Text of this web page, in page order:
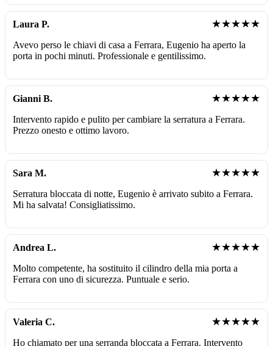
Laura P. ★★★★★
Avevo perso le chiavi di casa a Ferrara, Eugenio ha aperto la
porta in pochi minuti. Professionale e gentilissimo.
Gianni B. ★★★★★
Intervento rapido e pulito per cambiare la serratura a Ferrara.
Prezzo onesto e ottimo lavoro.
Sara M. ★★★★★
Serratura bloccata di notte, Eugenio è arrivato subito a Ferrara.
Mi ha salvata! Consigliatissimo.
Andrea L. ★★★★★
Molto competente, ha sostituito il cilindro della mia porta a
Ferrara con uno di sicurezza. Puntuale e serio.
Valeria C. ★★★★★
Ho chiamato per una serranda bloccata a Ferrara. Intervento